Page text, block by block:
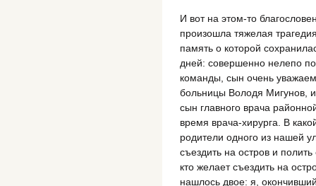
И вот на этом-то
произошла тяжелая
память о которой
дней: совершенно нелепо
команды, сын очень
больницы Володя Мигунов, и
сын главного врача
время врача-хирурга. В
родители одного из нашей
съездить на остров и
кто желает съездить на
нашлось двое: я,